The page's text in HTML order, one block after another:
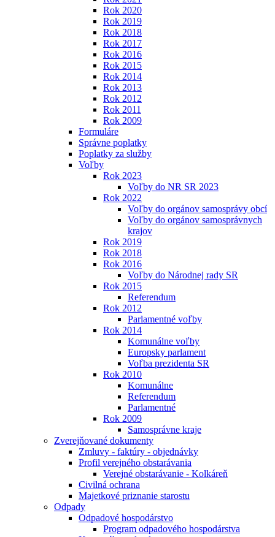
Rok 2020
Rok 2019
Rok 2018
Rok 2017
Rok 2016
Rok 2015
Rok 2014
Rok 2013
Rok 2012
Rok 2011
Rok 2009
Formuláre
Správne poplatky
Poplatky za služby
Voľby
Rok 2023
Voľby do NR SR 2023
Rok 2022
Voľby do orgánov samosprávy obcí
Voľby do orgánov samosprávnych
krajov
Rok 2019
Rok 2018
Rok 2016
Voľby do Národnej rady SR
Rok 2015
Referendum
Rok 2012
Parlamentné voľby
Rok 2014
Komunálne voľby
Europsky parlament
Voľba prezidenta SR
Rok 2010
Komunálne
Referendum
Parlamentné
Rok 2009
Samosprávne kraje
Zverejňované dokumenty
Zmluvy - faktúry - objednávky
Profil verejného obstarávania
Verejné obstarávanie - Kolkáreň
Civilná ochrana
Majetkové priznanie starostu
Odpady
Odpadové hospodárstvo
Program odpadového hospodárstva